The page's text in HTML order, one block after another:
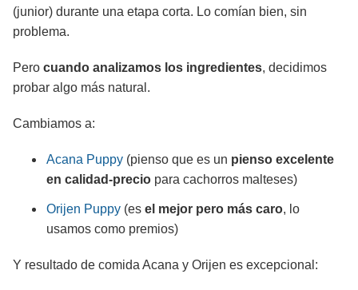
(junior) durante una etapa corta. Lo comían bien, sin
problema.
Pero cuando analizamos los ingredientes, decidimos
probar algo más natural.
Cambiamos a:
Acana Puppy (pienso que es un pienso excelente
en calidad-precio para cachorros malteses)
Orijen Puppy (es el mejor pero más caro, lo
usamos como premios)
Y resultado de comida Acana y Orijen es excepcional: